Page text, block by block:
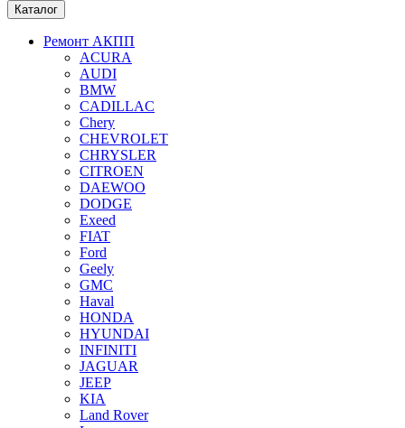
Каталог
Ремонт АКПП
ACURA
AUDI
BMW
CADILLAC
Chery
CHEVROLET
CHRYSLER
CITROEN
DAEWOO
DODGE
Exeed
FIAT
Ford
Geely
GMC
Haval
HONDA
HYUNDAI
INFINITI
JAGUAR
JEEP
KIA
Land Rover